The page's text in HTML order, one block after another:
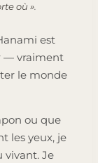
où ».
est
— vraiment
le monde
ou que
les yeux, je
vivant. Je